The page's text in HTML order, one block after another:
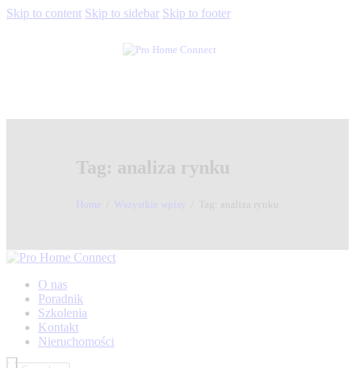
Skip to content Skip to sidebar Skip to footer
Tag: analiza rynku
Home Wszystkie wpisy Tag: analiza rynku
O nas
Poradnik
Szkolenia
Kontakt
Nieruchomości